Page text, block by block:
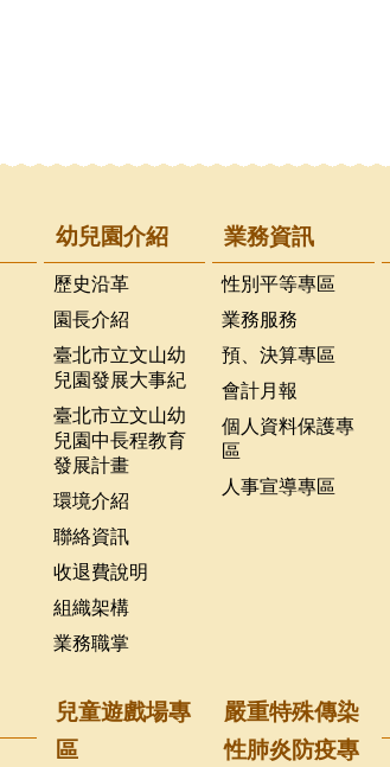
幼兒園介紹
歷史沿革
園長介紹
臺北市立文山幼
兒園發展大事紀
臺北市立文山幼
兒園中長程教育
發展計畫
環境介紹
聯絡資訊
收退費說明
組織架構
業務職掌
業務資訊
性別平等專區
業務服務
預、決算專區
會計月報
個人資料保護專
區
人事宣導專區
兒童遊戲場專
區
嚴重特殊傳染
性肺炎防疫專